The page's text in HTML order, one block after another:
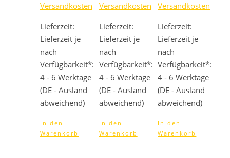
Versandkosten
Lieferzeit:
Lieferzeit je
nach
Verfügbarkeit*:
4 - 6 Werktage
(DE - Ausland
abweichend)
In den
Warenkorb
Versandkosten
Lieferzeit:
Lieferzeit je
nach
Verfügbarkeit*:
4 - 6 Werktage
(DE - Ausland
abweichend)
In den
Warenkorb
Versandkosten
Lieferzeit:
Lieferzeit je
nach
Verfügbarkeit*:
4 - 6 Werktage
(DE - Ausland
abweichend)
In den
Warenkorb